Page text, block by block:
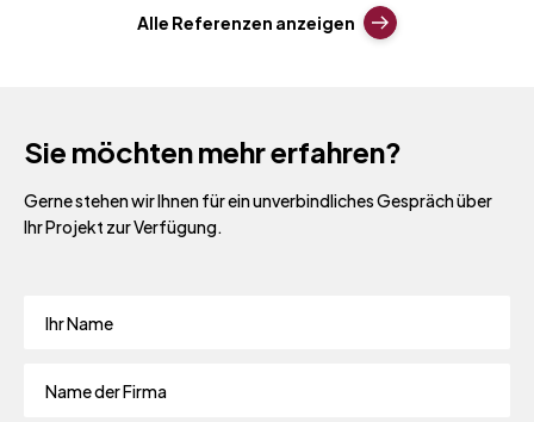
Alle Referenzen anzeigen
Sie möchten mehr erfahren?
Gerne stehen wir Ihnen für ein unverbindliches Gespräch über
Ihr Projekt zur Verfügung.